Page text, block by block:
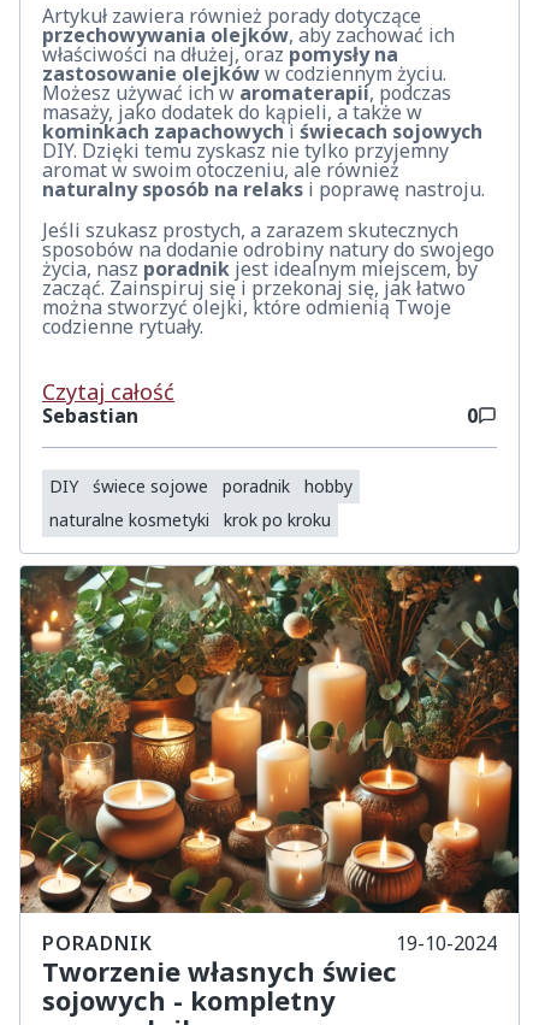
Artykuł zawiera również porady dotyczące
przechowywania olejków, aby zachować ich
właściwości na dłużej, oraz pomysły na
zastosowanie olejkóww codziennym życiu.
Możesz używać ich w aromaterapii, podczas
masaży, jako dodatek do kąpieli, a także w
kominkach zapachowychi świecach sojowych
DIY. Dzięki temu zyskasz nie tylko przyjemny
aromat w swoim otoczeniu, ale również
naturalny sposób na relaks i poprawę nastroju.
Jeśli szukasz prostych, a zarazem skutecznych
sposobów na dodanie odrobiny natury do swojego
życia, nasz poradnik jest idealnym miejscem, by
zacząć. Zainspiruj się i przekonaj się, jak łatwo
można stworzyć olejki, które odmienią Twoje
codzienne rytuały.
Czytaj całość
Sebastian 0
DIY świece sojowe poradnik
hobby
naturalne kosmetyki
krok po kroku
PORADNIK 19-10-2024
Tworzenie własnych świec
sojowych - kompletny